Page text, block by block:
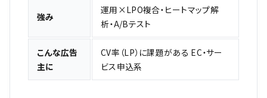
強み
運用×LPO複合・ヒートマップ解
析・A/Bテスト
こんな広告
主に
CV率（LP）に課題がある EC・サー
ビス申込系